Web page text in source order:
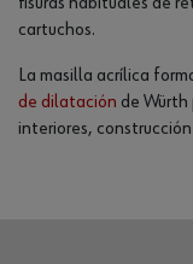
cartuchos.
La masilla acrílica
de dilatación de Würth
interiores,